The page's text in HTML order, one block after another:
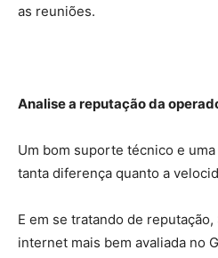
as reuniões.
Analise a reputação da
Um bom suporte técnico e
tanta diferença quanto a
E em se tratando de
internet mais bem avaliada no